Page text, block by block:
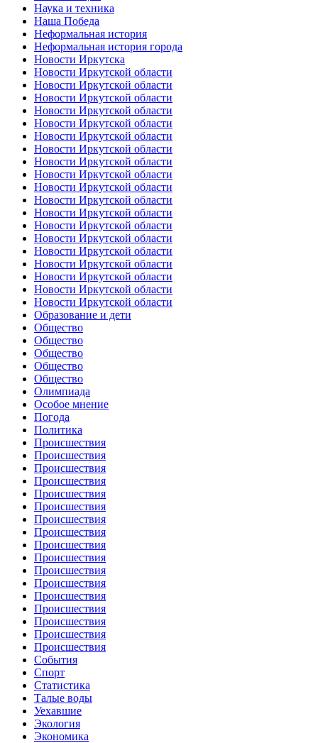
Наука и техника
Наша Победа
Неформальная история
Неформальная история города
Новости Иркутска
Новости Иркутской области
Новости Иркутской области
Новости Иркутской области
Новости Иркутской области
Новости Иркутской области
Новости Иркутской области
Новости Иркутской области
Новости Иркутской области
Новости Иркутской области
Новости Иркутской области
Новости Иркутской области
Новости Иркутской области
Новости Иркутской области
Новости Иркутской области
Новости Иркутской области
Новости Иркутской области
Новости Иркутской области
Новости Иркутской области
Новости Иркутской области
Образование и дети
Общество
Общество
Общество
Общество
Общество
Олимпиада
Особое мнение
Погода
Политика
Происшествия
Происшествия
Происшествия
Происшествия
Происшествия
Происшествия
Происшествия
Происшествия
Происшествия
Происшествия
Происшествия
Происшествия
Происшествия
Происшествия
Происшествия
Происшествия
Происшествия
События
Спорт
Статистика
Талые воды
Уехавшие
Экология
Экономика